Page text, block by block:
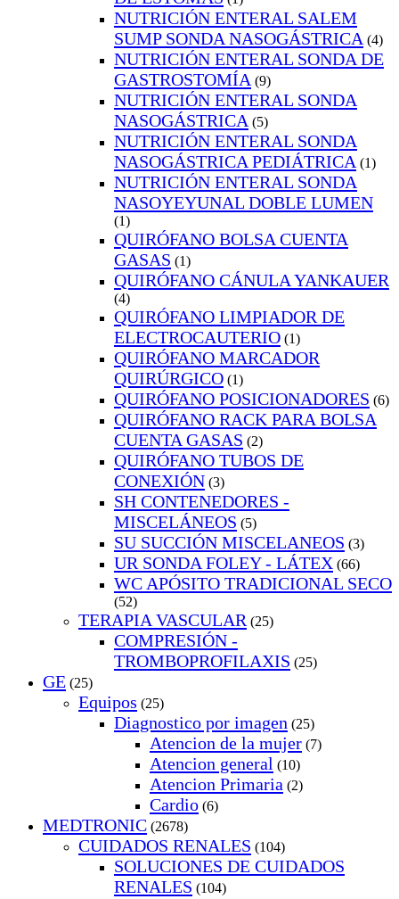
NUTRICIÓN ENTERAL SALEM
SUMP SONDA NASOGÁSTRICA (4)
NUTRICIÓN ENTERAL SONDA DE
GASTROSTOMÍA (9)
NUTRICIÓN ENTERAL SONDA
NASOGÁSTRICA (5)
NUTRICIÓN ENTERAL SONDA
NASOGÁSTRICA PEDIÁTRICA (1)
NUTRICIÓN ENTERAL SONDA
NASOYEYUNAL DOBLE LUMEN
(1)
QUIRÓFANO BOLSA CUENTA
GASAS (1)
QUIRÓFANO CÁNULA YANKAUER
(4)
QUIRÓFANO LIMPIADOR DE
ELECTROCAUTERIO (1)
QUIRÓFANO MARCADOR
QUIRÚRGICO (1)
QUIRÓFANO POSICIONADORES (6)
QUIRÓFANO RACK PARA BOLSA
CUENTA GASAS (2)
QUIRÓFANO TUBOS DE
CONEXIÓN (3)
SH CONTENEDORES -
MISCELÁNEOS (5)
SU SUCCIÓN MISCELANEOS (3)
UR SONDA FOLEY - LÁTEX (66)
WC APÓSITO TRADICIONAL SECO
(52)
TERAPIA VASCULAR (25)
COMPRESIÓN -
TROMBOPROFILAXIS (25)
GE (25)
Equipos (25)
Diagnostico por imagen (25)
Atencion de la mujer (7)
Atencion general (10)
Atencion Primaria (2)
Cardio (6)
MEDTRONIC (2678)
CUIDADOS RENALES (104)
SOLUCIONES DE CUIDADOS
RENALES (104)